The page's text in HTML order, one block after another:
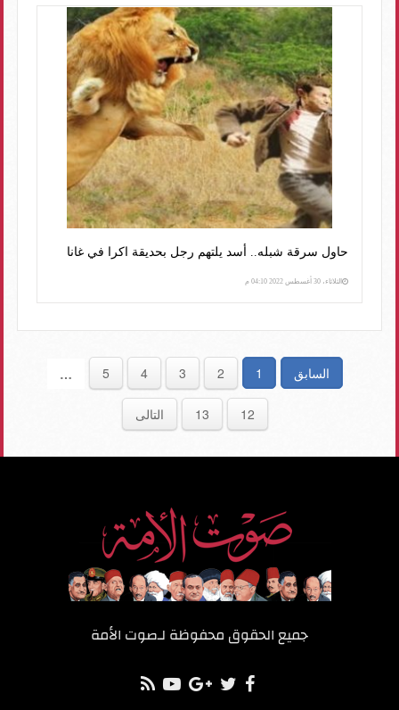
حاول سرقة شبله.. أسد يلتهم رجل بحديقة اكرا في غانا
الثلاثاء، 30 أغسطس 2022 04:10 م
السابق 1
2
3
4
5
…
12
13 التالى
جميع الحقوق محفوظة لـصوت الأمة